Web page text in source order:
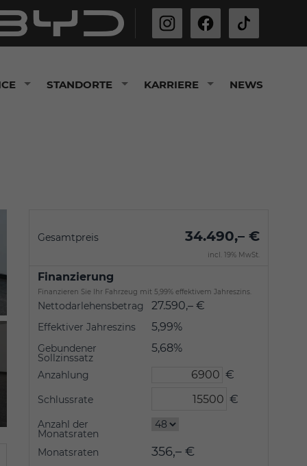
STANDORTE KARRIERE NEWS
Gesamtpreis 34.490,– €
incl. 19% MwSt.
Finanzierung
Finanzieren Sie Ihr Fahrzeug mit 5,99% effektivem Jahreszins.
Nettodarlehensbetrag 27.590,– €
Effektiver Jahreszins 5,99%
Gebundener
Sollzinssatz
5,68%
Anzahlung €
Schlussrate €
Anzahl der
Monatsraten
Monatsraten
356,– €